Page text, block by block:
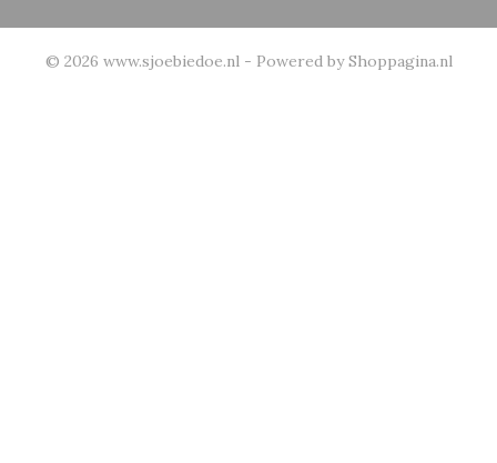
© 2026 www.sjoebiedoe.nl - Powered by Shoppagina.nl